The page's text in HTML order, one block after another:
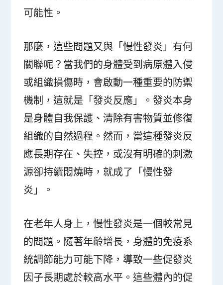
可能性。
那麼，這些問題又與「慢性發炎」有何
關聯呢？當我們的身體受到病原體入侵
或組織損傷時，會啟動一種重要的防禦
機制，這就是「發炎反應」。發炎本身
是身體自我保護、清除有害物質並修復
組織的自然過程。然而，當這種發炎反
應長期存在、失控，或沒有明確的刺激
源卻持續悶燒時，就成了「慢性發
炎」。
在老年人身上，慢性發炎是一個較常見
的問題。隨著年齡增長，身體的免疫系
統調節能力可能下降，導致一些促發炎
因子長期處於較高水平。這些體內的促